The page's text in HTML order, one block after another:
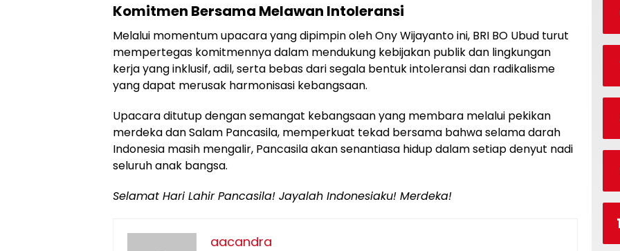
Komitmen Bersama Melawan Intoleransi
Melalui momentum upacara yang dipimpin oleh Ony Wijayanto ini, BRI BO Ubud turut
mempertegas komitmennya dalam mendukung kebijakan publik dan lingkungan
kerja yang inklusif, adil, serta bebas dari segala bentuk intoleransi dan radikalisme
yang dapat merusak harmonisasi kebangsaan.
Upacara ditutup dengan semangat kebangsaan yang membara melalui pekikan
merdeka dan Salam Pancasila, memperkuat tekad bersama bahwa selama darah
Indonesia masih mengalir, Pancasila akan senantiasa hidup dalam setiap denyut nadi
seluruh anak bangsa.
Selamat Hari Lahir Pancasila! Jayalah Indonesiaku! Merdeka!
aacandra